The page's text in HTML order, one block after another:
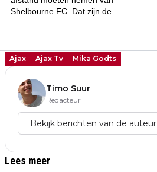
Ajax Ajax Tv Mika Godts
Timo Suur
Redacteur
Bekijk berichten van de auteur
Lees meer